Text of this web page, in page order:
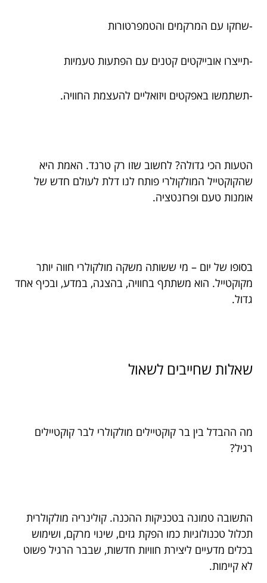
-שחקו עם המרקמים והטמפרטורות
-תייצרו אובייקטים קטנים עם הפתעות טעמיות
-תשתמשו באפקטים ויזואליים להעצמת החוויה.
הטעות הכי גדולה? לחשוב שזו רק טרנד. האמת היא
שהקוקטייל המולקולרי פותח לנו דלת לעולם חדש של
אומנות טעם ופרזנטציה.
בסופו של יום – מי ששותה משקה מולקולרי חווה יותר
מקוקטייל. הוא משתתף בחוויה, בהצגה, במדע, ובכיף אחד
גדול.
שאלות שחייבים לשאול
מה ההבדל בין בר קוקטיילים מולקולרי לבר קוקטיילים
רגיל?
התשובה טמונה בטכניקות ההכנה. קולינריה מולקולרית
תכלול טכנולוגיות כמו הפקת גזים, שינוי מרקם, ושימוש
בכלים מדעיים ליצירת חוויות חדשות, שבבר הרגיל פשוט
לא קיימות.